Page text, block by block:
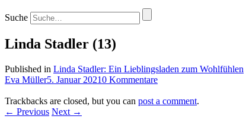
Suche
Linda Stadler (13)
Published in Linda Stadler: Ein Lieblingsladen zum Wohlfühlen
Eva Müller5. Januar 20210 Kommentare
Trackbacks are closed, but you can post a comment.
← Previous Next →